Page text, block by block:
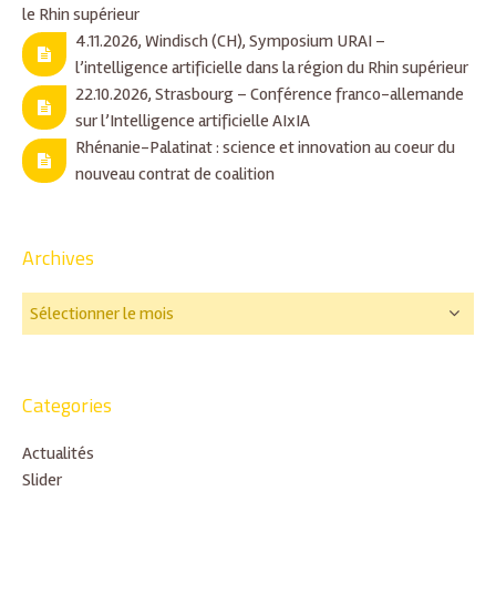
le Rhin supérieur
4.11.2026, Windisch (CH), Symposium URAI –
l’intelligence artificielle dans la région du Rhin supérieur
22.10.2026, Strasbourg – Conférence franco-allemande
sur l’Intelligence artificielle AIxIA
Rhénanie-Palatinat : science et innovation au coeur du
nouveau contrat de coalition
Archives
Categories
Actualités
Slider